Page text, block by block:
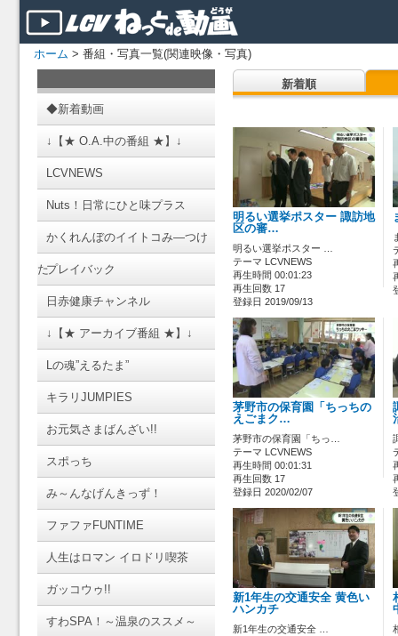
ホーム > 番組・写真一覧(関連映像・写真)
◆新着動画
↓【★ O.A.中の番組 ★】↓
LCVNEWS
Nuts！日常にひと味プラス
かくれんぼのイイトコみ―つけ
たプレイバック
日赤健康チャンネル
↓【★ アーカイブ番組 ★】↓
Lの魂”えるたま”
キラリJUMPIES
お元気さまばんざい!!
スポっち
み～んなげんきっず！
ファファFUNTIME
人生はロマン イロドリ喫茶
ガッコウゥ!!
すわSPA！～温泉のススメ～
新着順
明るい選挙ポスター 諏訪地
区の審…
明るい選挙ポスター …
テーマ LCVNEWS
再生時間 00:01:23
再生回数 17
登録日 2019/09/13
茅野市の保育園「ちっちの
えごまク…
茅野市の保育園「ちっ…
テーマ LCVNEWS
再生時間 00:01:31
再生回数 17
登録日 2020/02/07
新1年生の交通安全 黄色い
ハンカチ
新1年生の交通安全 …